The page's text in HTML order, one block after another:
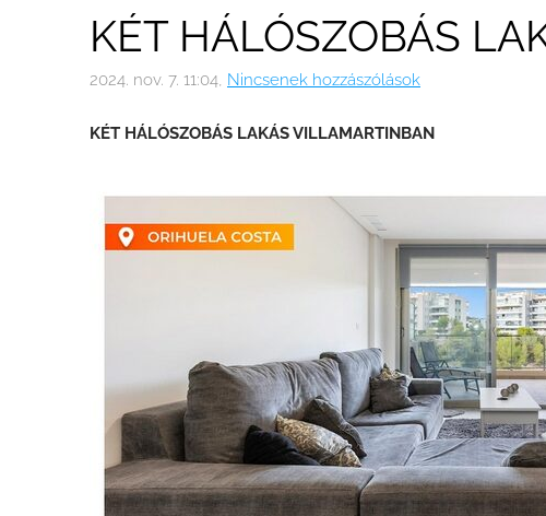
KÉT HÁLÓSZOBÁS
2024. nov. 7. 11:04, Nincsenek hozzászólások
KÉT HÁLÓSZOBÁS LAKÁS VILLAMARTINBAN